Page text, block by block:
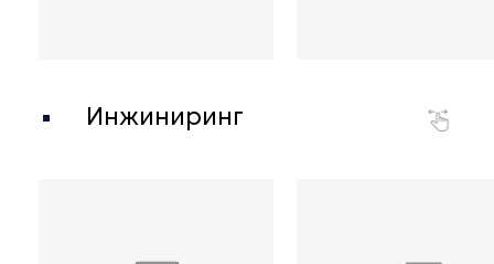
Инжиниринг